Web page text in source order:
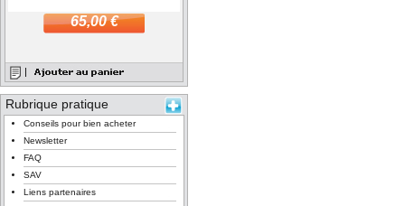
65,00 €
Rubrique pratique
Conseils pour bien acheter
Newsletter
FAQ
SAV
Liens partenaires